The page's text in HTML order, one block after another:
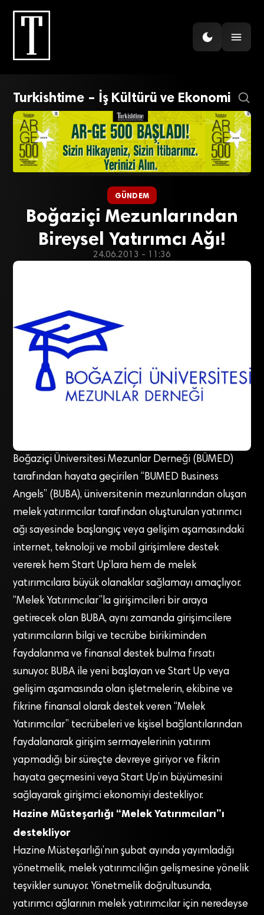
Turkishtime – İş Kültürü ve Ekonomi
GÜNDEM
Boğaziçi Mezunlarından
Bireysel Yatırımcı Ağı!
24.06.2013 - 11:36
Boğaziçi Üniversitesi Mezunlar Derneği (BÜMED)
tarafından hayata geçirilen “BUMED Business
Angels” (BUBA), üniversitenin mezunlarından oluşan
melek yatırımcılar tarafından oluşturulan yatırımcı
ağı sayesinde başlangıç veya gelişim aşamasındaki
internet, teknoloji ve mobil girişimlere destek
vererek hem Start Up’lara hem de melek
yatırımcılara büyük olanaklar sağlamayı amaçlıyor.
“Melek Yatırımcılar”la girişimcileri bir araya
getirecek olan BUBA, aynı zamanda girişimcilere
yatırımcıların bilgi ve tecrübe birikiminden
faydalanma ve finansal destek bulma fırsatı
sunuyor. BUBA ile yeni başlayan ve Start Up veya
gelişim aşamasında olan işletmelerin, ekibine ve
fikrine finansal olarak destek veren “Melek
Yatırımcılar” tecrübeleri ve kişisel bağlantılarından
faydalanarak girişim sermayelerinin yatırım
yapmadığı bir süreçte devreye giriyor ve fikrin
hayata geçmesini veya Start Up’ın büyümesini
sağlayarak girişimci ekonomiyi destekliyor.
Hazine Müsteşarlığı “Melek Yatırımcıları”ı
destekliyor
Hazine Müsteşarlığı’nın şubat ayında yayımladığı
yönetmelik, melek yatırımcılığın gelişmesine yönelik
teşvikler sunuyor. Yönetmelik doğrultusunda,
yatırımcı ağlarının melek yatırımcılar için neredeyse